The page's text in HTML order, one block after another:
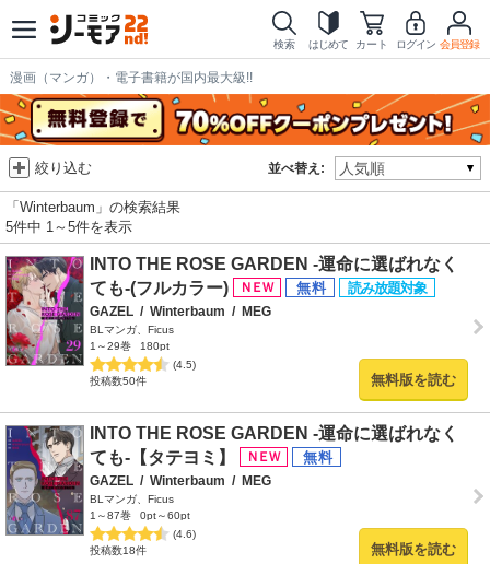
検索 はじめて カート ログイン 会員登録
漫画（マンガ）・電子書籍が国内最大級!!
並べ替え:
絞り込む
「Winterbaum」の検索結果
5件中 1～5件を表示
INTO THE ROSE GARDEN ‐運命に選ばれなく
ても‐(フルカラー)
GAZEL / Winterbaum / MEG
BLマンガ、Ficus
1～29巻
180pt
(4.5)
投稿数50件
無料版を読む
INTO THE ROSE GARDEN ‐運命に選ばれなく
ても‐【タテヨミ】
GAZEL / Winterbaum / MEG
BLマンガ、Ficus
1～87巻
0pt～60pt
(4.6)
投稿数18件
無料版を読む